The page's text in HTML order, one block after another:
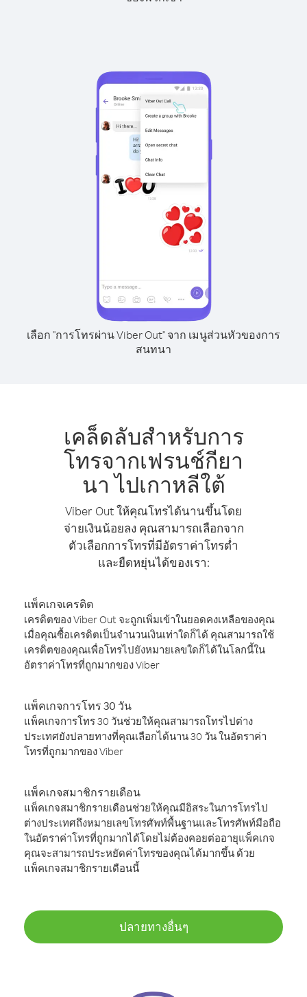
เลือก "การโทรผ่าน Viber Out" จาก เมนูส่วนหัวของการ
สนทนา
เคล็ดลับสำหรับการ
โทรจากเฟรนช์กียา
นา ไปเกาหลีใต้
Viber Out ให้คุณโทรได้นานขึ้นโดย
จ่ายเงินน้อยลง คุณสามารถเลือกจาก
ตัวเลือกการโทรที่มีอัตราค่าโทรต่ำ
และยืดหยุ่นได้ของเรา:
แพ็คเกจเครดิต
เครดิตของ Viber Out จะถูกเพิ่มเข้าในยอดคงเหลือของคุณ
เมื่อคุณซื้อเครดิตเป็นจำนวนเงินเท่าใดก็ได้ คุณสามารถใช้
เครดิตของคุณเพื่อโทรไปยังหมายเลขใดก็ได้ในโลกนี้ใน
อัตราค่าโทรที่ถูกมากของ Viber
แพ็คเกจการโทร 30 วัน
แพ็คเกจการโทร 30 วันช่วยให้คุณสามารถโทรไปต่าง
ประเทศยังปลายทางที่คุณเลือกได้นาน 30 วัน ในอัตราค่า
โทรที่ถูกมากของ Viber
แพ็คเกจสมาชิกรายเดือน
แพ็คเกจสมาชิกรายเดือนช่วยให้คุณมีอิสระในการโทรไป
ต่างประเทศถึงหมายเลขโทรศัพท์พื้นฐานและโทรศัพท์มือถือ
ในอัตราค่าโทรที่ถูกมากได้โดยไม่ต้องคอยต่ออายุแพ็คเกจ
คุณจะสามารถประหยัดค่าโทรของคุณได้มากขึ้น ด้วย
แพ็คเกจสมาชิกรายเดือนนี้
ปลายทางอื่นๆ